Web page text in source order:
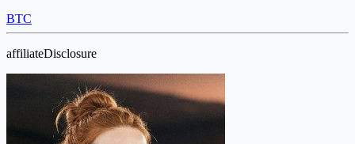
BTC
affiliateDisclosure